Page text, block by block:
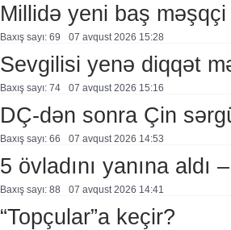
Millidə yeni baş məşqçi
Baxış sayı: 69 07 avqust 2026 15:28
Sevgilisi yenə diqqət
Baxış sayı: 74 07 avqust 2026 15:16
DÇ-dən sonra Çin
Baxış sayı: 66 07 avqust 2026 14:53
5 övladını yanına aldı
Baxış sayı: 88 07 avqust 2026 14:41
“Topçular”a keçir?